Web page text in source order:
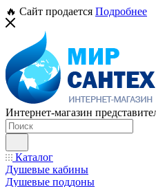
🔥 Сайт продается Подробнее
Интернет-магазин
Каталог
Душевые кабины
Душевые поддоны